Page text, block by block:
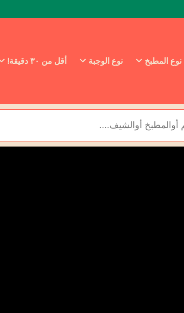
نوع المطبخ نوع الوجبة أقل من ٣٠ دقيقة!